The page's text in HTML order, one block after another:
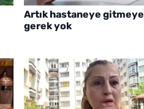
Artık hastaneye gitmeye
gerek yok